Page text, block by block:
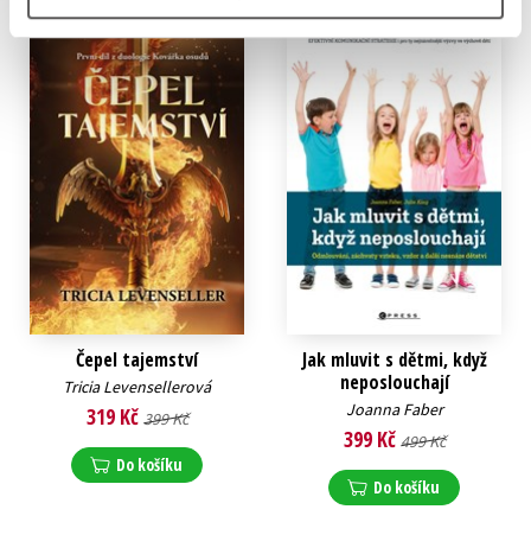
Čepel tajemství
Tricia Levensellerová
319 Kč 399 Kč
Do košíku
Jak mluvit s dětmi, když
neposlouchají
Joanna Faber
399 Kč 499 Kč
Do košíku